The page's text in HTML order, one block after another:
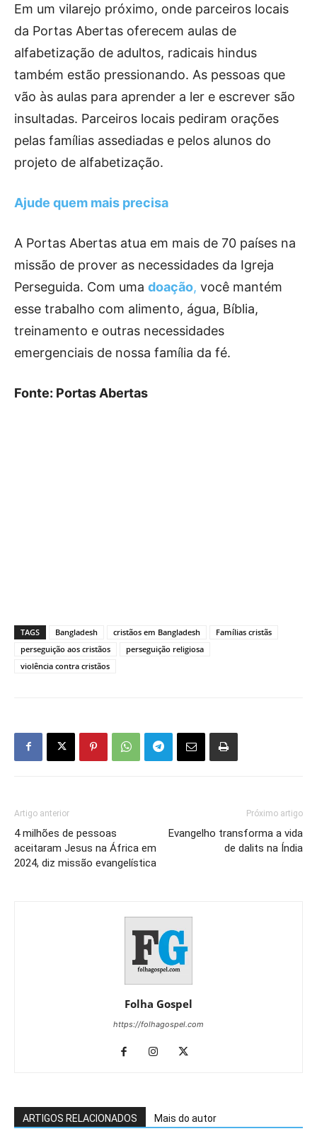
Em um vilarejo próximo, onde parceiros locais
da Portas Abertas oferecem aulas de
alfabetização de adultos, radicais hindus
também estão pressionando. As pessoas que
vão às aulas para aprender a ler e escrever são
insultadas. Parceiros locais pediram orações
pelas famílias assediadas e pelos alunos do
projeto de alfabetização.
Ajude quem mais precisa
A Portas Abertas atua em mais de 70 países na
missão de prover as necessidades da Igreja
Perseguida. Com uma doação, você mantém
esse trabalho com alimento, água, Bíblia,
treinamento e outras necessidades
emergenciais de nossa família da fé.
Fonte: Portas Abertas
TAGS Bangladesh cristãos em Bangladesh
Famílias cristãs
perseguição aos cristãos
perseguição religiosa
violência contra cristãos
Artigo anterior
4 milhões de pessoas
aceitaram Jesus na África em
2024, diz missão evangelística
Próximo artigo
Evangelho transforma a vida
de dalits na Índia
Folha Gospel
https://folhagospel.com
ARTIGOS RELACIONADOS Mais do autor